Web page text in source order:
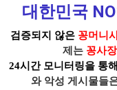
대한민국
검증되지 않은 꽁머니
제는 꽁사장
24시간 모니터링을 통해
와 악성 게시물들